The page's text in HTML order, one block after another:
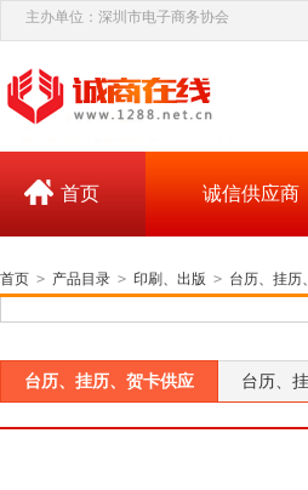
主办单位：深圳市电子商务协会
首页 诚信供应商
首页 > 产品目录 > 印刷、出版 > 台历、挂历
台历、挂历、贺卡供应 台历、